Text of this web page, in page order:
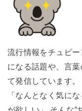
流行情報をチュピ
になる話題や、言
て発信しています
「なんとなく気に